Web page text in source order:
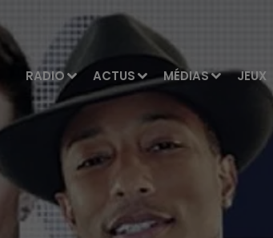
RADIO ACTUS MÉDIAS JEUX